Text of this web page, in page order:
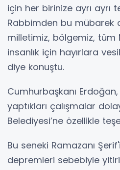
için her birinize ayrı ayrı
Rabbimden bu mübarek
milletimiz, bölgemiz, tüm
insanlık için hayırlara
diye konuştu.
Cumhurbaşkanı
yaptıkları çalışmalar
Belediyesi’ne özellikle
Bu seneki Ramazanı
depremleri sebebiyle